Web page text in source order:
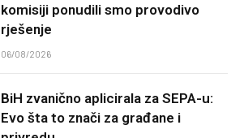
komisiji ponudili smo provodivo
rješenje
06/08/2026
BiH zvanično aplicirala za SEPA-u:
Evo šta to znači za građane i